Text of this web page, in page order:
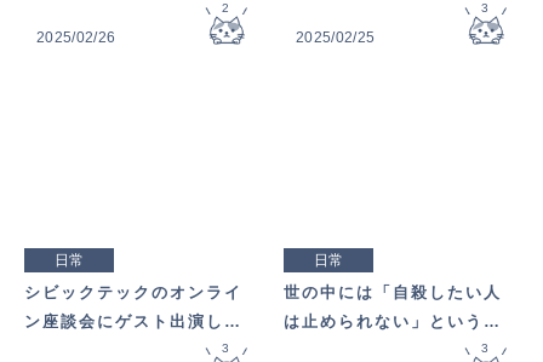
2025/02/26
2
2025/02/25
3
日常
シビックテックのオンライ
ン座談会にゲスト出演しま
3
日常
世の中には「自殺したい人
は止められない」という意
3